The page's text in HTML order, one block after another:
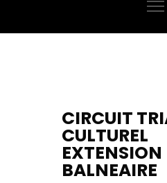
CIRCUIT
CULTUREL
EXTENSION
BALNEAIRE